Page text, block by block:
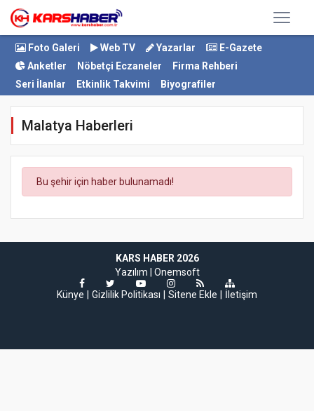
Foto Galeri Web TV Yazarlar
E-Gazete
Anketler
Nöbetçi Eczaneler
Firma Rehberi
Seri İlanlar
Etkinlik Takvimi Biyografiler
Malatya Haberleri
Bu şehir için haber bulunamadı!
KARS HABER 2026
Yazılım | Onemsoft
Künye
Gizlilik Politikası Sitene Ekle İletişim